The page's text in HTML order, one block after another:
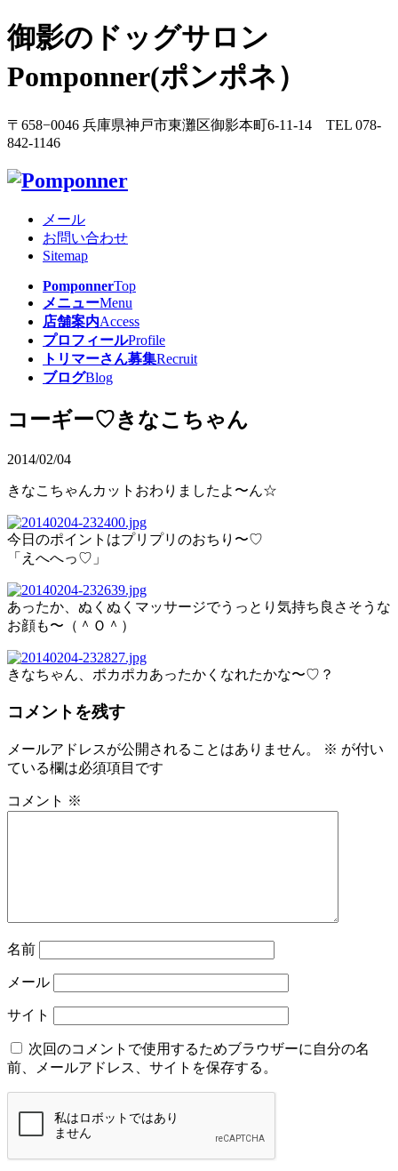
御影のドッグサロン
Pomponner(ポンポネ）
〒658−0046 兵庫県神戸市東灘区御影本町6-11-14 TEL 078-
842-1146
メール
お問い合わせ
Sitemap
PomponnerTop
メニューMenu
店舗案内Access
プロフィールProfile
トリマーさん募集Recruit
ブログBlog
コーギー♡きなこちゃん
2014/02/04
きなこちゃんカットおわりましたよ〜ん☆
今日のポイントはプリプリのおちり〜♡
「えへへっ♡」
あったか、ぬくぬくマッサージでうっとり気持ち良さそうな
お顔も〜（＾Ｏ＾）
きなちゃん、ポカポカあったかくなれたかな〜♡？
コメントを残す
メールアドレスが公開されることはありません。 ※ が付い
ている欄は必須項目です
コメント ※
名前
メール
サイト
次回のコメントで使用するためブラウザーに自分の名
前、メールアドレス、サイトを保存する。